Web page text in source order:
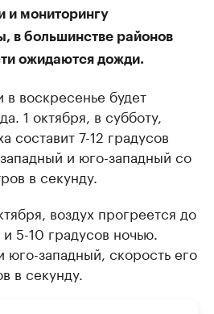
и мониторингу
в большинстве районов
ожидаются дожди.
воскресенье будет
1 октября, в субботу,
составит 7-12 градусов
и юго-западный со
в секунду.
воздух прогреется до
5-10 градусов ночью.
западный, скорость его
в секунду.